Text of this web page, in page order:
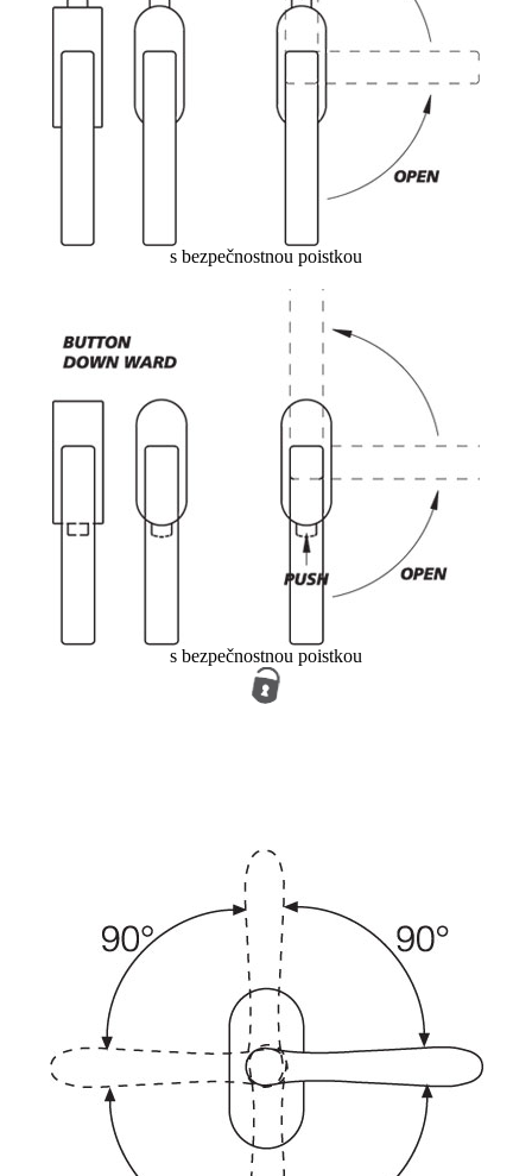
s bezpečnostnou poistkou
s bezpečnostnou poistkou